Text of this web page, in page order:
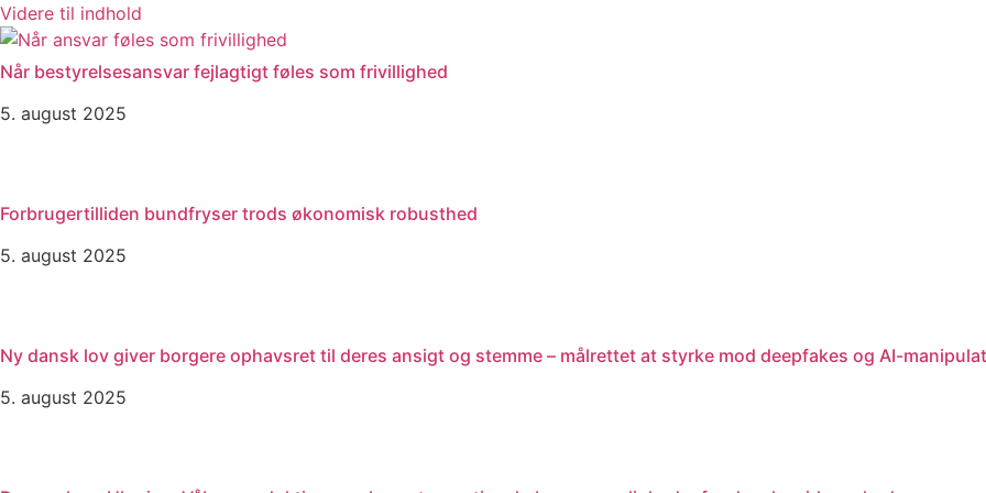
Videre til indhold
Når bestyrelsesansvar fejlagtigt føles som frivillighed
5. august 2025
Forbrugertilliden bundfryser trods økonomisk robusthed
5. august 2025
Ny dansk lov giver borgere ophavsret til deres ansigt og stemme – målrettet at styrke mod deepfakes og AI-
5. august 2025